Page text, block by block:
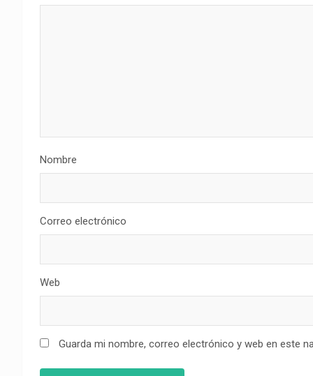
Nombre
Correo electrónico
Web
Guarda mi nombre, correo electrónico y web en este